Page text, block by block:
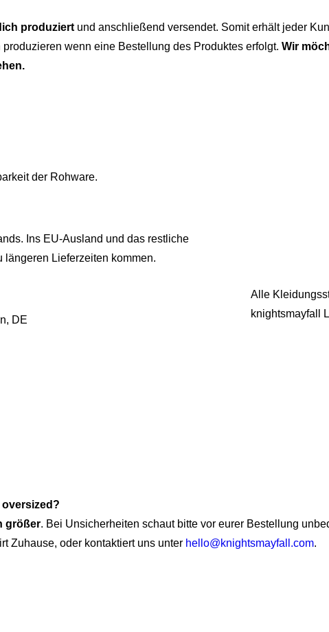
produziert und anschließend versendet. Somit erhält jeder
wenn eine Bestellung des Produktes erfolgt. Wir
der Rohware.
Ins EU-Ausland und das restliche
Lieferzeiten kommen.
DE
Alle
knightsmayfall
oversized?
größer. Bei Unsicherheiten schaut bitte vor eurer Bestellung
Zuhause, oder kontaktiert uns unter hello@knightsmayfall.com.